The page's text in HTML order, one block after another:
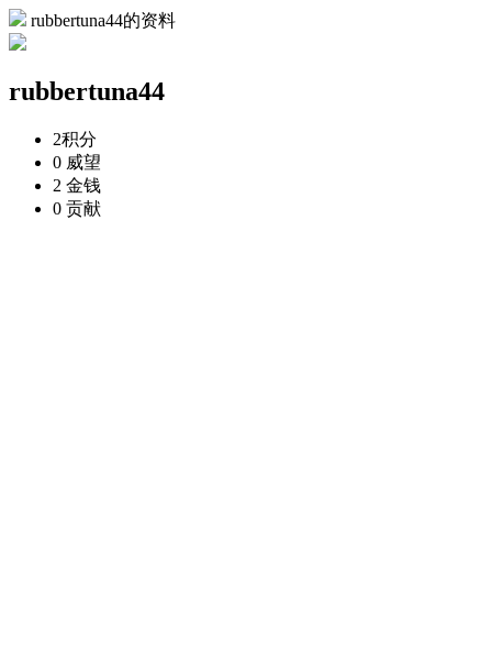
rubbertuna44的资料
rubbertuna44
2积分
0 威望
2 金钱
0 贡献